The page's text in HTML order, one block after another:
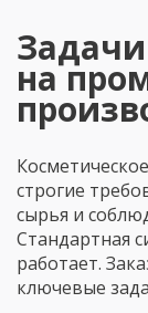
на
строгие
сырья и
Стандартная
работает.
ключевые